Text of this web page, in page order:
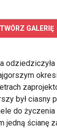
GALERIĘ
był ciasny
do
jedną ścianę